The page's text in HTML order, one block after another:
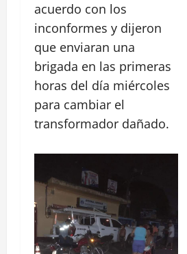
acuerdo con los
inconformes y dijeron
que enviaran una
brigada en las primeras
horas del día miércoles
para cambiar el
transformador dañado.